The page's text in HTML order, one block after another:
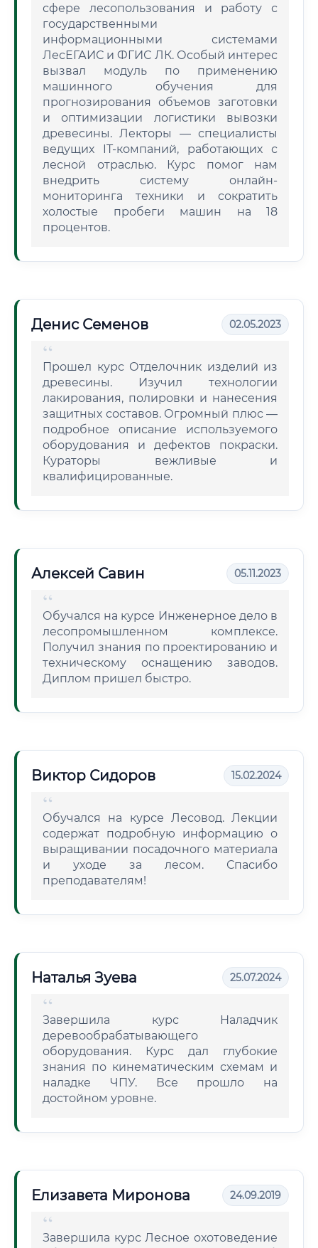
сфере лесопользования и работу с
государственными
информационными системами
ЛесЕГАИС и ФГИС ЛК. Особый интерес
вызвал модуль по применению
машинного обучения для
прогнозирования объемов заготовки
и оптимизации логистики вывозки
древесины. Лекторы — специалисты
ведущих IT-компаний, работающих с
лесной отраслью. Курс помог нам
внедрить систему онлайн-
мониторинга техники и сократить
холостые пробеги машин на 18
процентов.
Денис Семенов 02.05.2023
Прошел курс Отделочник изделий из
древесины. Изучил технологии
лакирования, полировки и нанесения
защитных составов. Огромный плюс —
подробное описание используемого
оборудования и дефектов покраски.
Кураторы вежливые и
квалифицированные.
Алексей Савин 05.11.2023
Обучался на курсе Инженерное дело в
лесопромышленном комплексе.
Получил знания по проектированию и
техническому оснащению заводов.
Диплом пришел быстро.
Виктор Сидоров 15.02.2024
Обучался на курсе Лесовод. Лекции
содержат подробную информацию о
выращивании посадочного материала
и уходе за лесом. Спасибо
преподавателям!
Наталья Зуева 25.07.2024
Завершила курс Наладчик
деревообрабатывающего
оборудования. Курс дал глубокие
знания по кинематическим схемам и
наладке ЧПУ. Все прошло на
достойном уровне.
Елизавета Миронова 24.09.2019
Завершила курс Лесное охотоведение